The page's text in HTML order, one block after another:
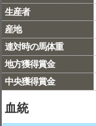
生産者
産地
連対時の馬体重
地方獲得賞金
中央獲得賞金
血統